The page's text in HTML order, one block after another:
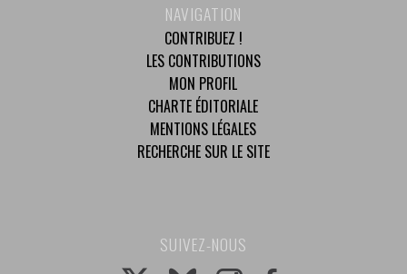
NAVIGATION
CONTRIBUEZ !
LES CONTRIBUTIONS
MON PROFIL
CHARTE ÉDITORIALE
MENTIONS LÉGALES
RECHERCHE SUR LE SITE
SUIVEZ-NOUS